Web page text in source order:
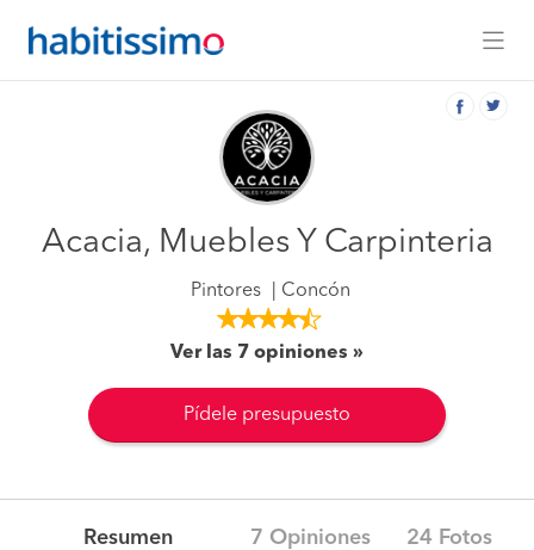
Acacia, Muebles Y Carpinteria
Pintores Concón
Ver las 7 opiniones
Pídele presupuesto
Resumen 7 Opiniones 24 Fotos